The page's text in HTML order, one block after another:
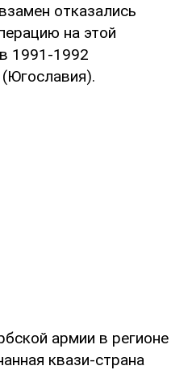
отказались
на этой
1991-1992
армии в регионе
квази-страна